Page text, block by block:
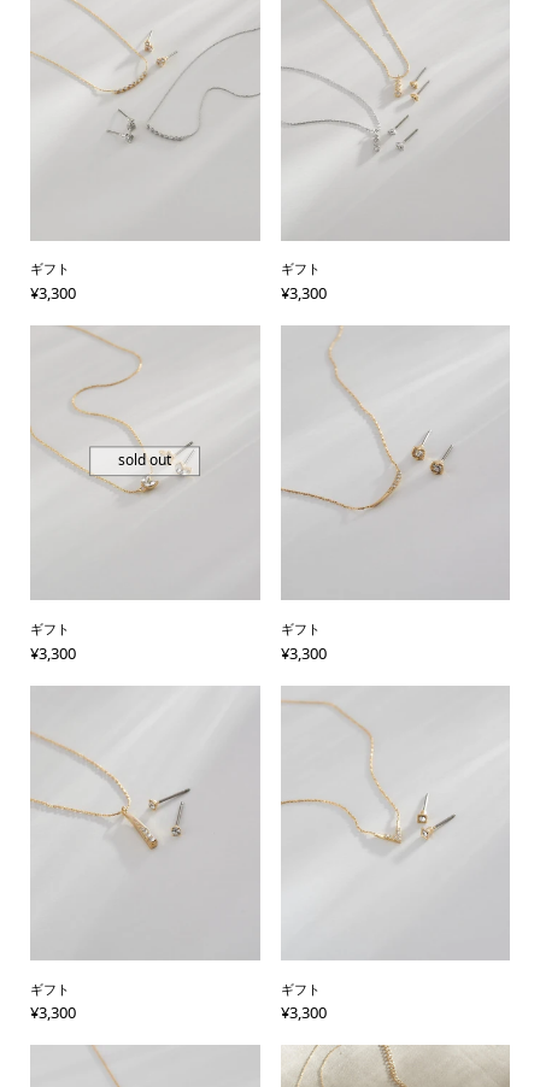
ギフト
¥3,300
ギフト
¥3,300
ギフト
¥3,300
sold out
ギフト
¥3,300
ギフト
¥3,300
ギフト
¥3,300